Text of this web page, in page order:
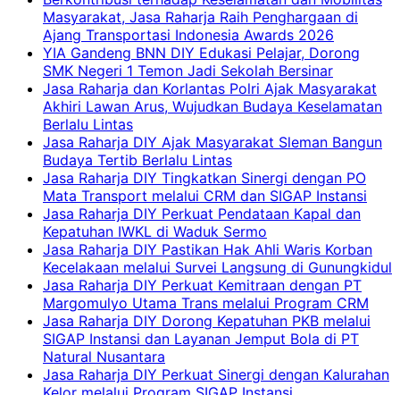
Masyarakat, Jasa Raharja Raih Penghargaan di
Ajang Transportasi Indonesia Awards 2026
YIA Gandeng BNN DIY Edukasi Pelajar, Dorong
SMK Negeri 1 Temon Jadi Sekolah Bersinar
Jasa Raharja dan Korlantas Polri Ajak Masyarakat
Akhiri Lawan Arus, Wujudkan Budaya Keselamatan
Berlalu Lintas
Jasa Raharja DIY Ajak Masyarakat Sleman Bangun
Budaya Tertib Berlalu Lintas
Jasa Raharja DIY Tingkatkan Sinergi dengan PO
Mata Transport melalui CRM dan SIGAP Instansi
Jasa Raharja DIY Perkuat Pendataan Kapal dan
Kepatuhan IWKL di Waduk Sermo
Jasa Raharja DIY Pastikan Hak Ahli Waris Korban
Kecelakaan melalui Survei Langsung di Gunungkidul
Jasa Raharja DIY Perkuat Kemitraan dengan PT
Margomulyo Utama Trans melalui Program CRM
Jasa Raharja DIY Dorong Kepatuhan PKB melalui
SIGAP Instansi dan Layanan Jemput Bola di PT
Natural Nusantara
Jasa Raharja DIY Perkuat Sinergi dengan Kalurahan